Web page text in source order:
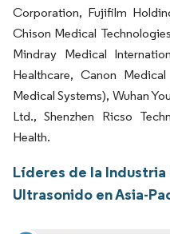
Corporation, Fujifilm
Chison Medical
Mindray Medical
Healthcare, Canon
Medical Systems), Wuhan
Ltd., Shenzhen Ricso
Health.
Líderes de la
Ultrasonido en Asia-